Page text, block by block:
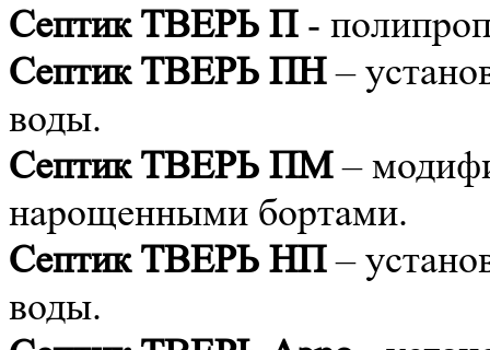
Септик ТВЕРЬ П-
Септик ТВЕРЬ ПН–
воды.
Септик ТВЕРЬ ПМ–
нарощенными бортами.
Септик ТВЕРЬ НП–
воды.